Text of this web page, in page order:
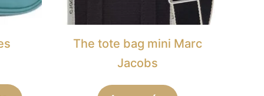
The tote bag mini Marc
Jacobs